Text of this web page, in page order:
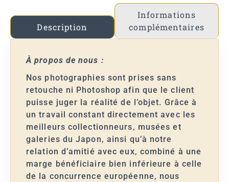
Description
Informations
complémentaires
À propos de nous :
Nos photographies sont prises sans
retouche ni Photoshop afin que le client
puisse juger la réalité de l’objet. Grâce à
un travail constant directement avec les
meilleurs collectionneurs, musées et
galeries du Japon, ainsi qu’à notre
relation d’amitié avec eux, combiné à une
marge bénéficiaire bien inférieure à celle
de la concurrence européenne, nous